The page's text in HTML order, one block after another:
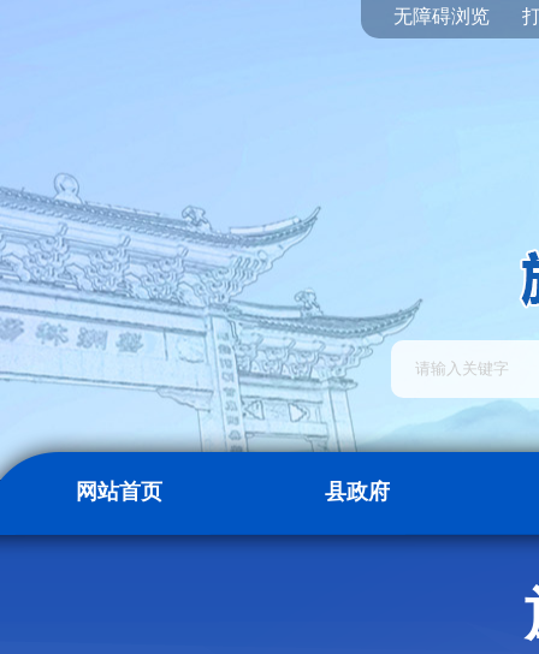
无障碍浏览
网站首页 县政府